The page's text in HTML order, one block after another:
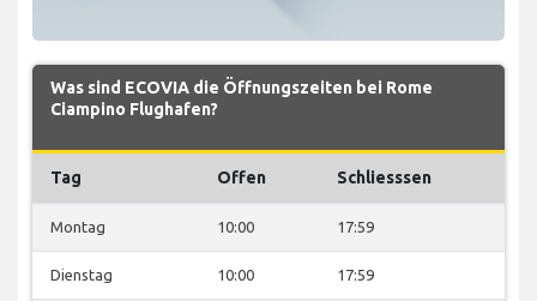
Was sind ECOVIA die Öffnungszeiten bei Rome
Ciampino Flughafen?
Tag Offen Schliesssen
Montag 10:00 17:59
Dienstag 10:00 17:59